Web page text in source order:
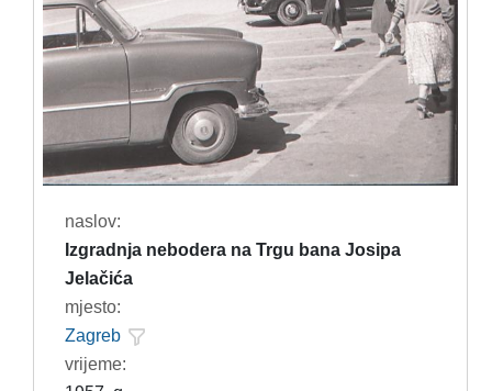
naslov:
Izgradnja nebodera na Trgu bana Josipa
Jelačića
mjesto:
Zagreb
vrijeme: